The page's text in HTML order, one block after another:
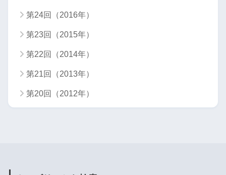
第24回（2016年）
第23回（2015年）
第22回（2014年）
第21回（2013年）
第20回（2012年）